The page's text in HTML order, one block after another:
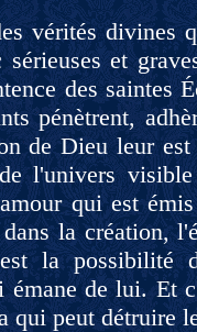
vérités divines
et
des saintes
pénètrent,
de Dieu leur
l'univers
qui est
la création,
la possibilité
de lui. Et
qui peut détruire